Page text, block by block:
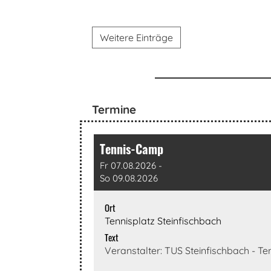
Weitere Einträge
Termine
Tennis-Camp
Fr 07.08.2026 -
So 09.08.2026
Ort
Tennisplatz Steinfischbach
Text
Veranstalter: TUS Steinfischbach -